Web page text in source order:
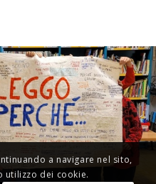
a navigare nel sito,
utilizzo dei cookie.